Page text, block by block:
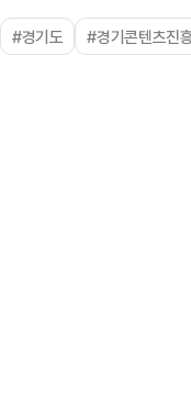
#경기도 #경기콘텐츠진